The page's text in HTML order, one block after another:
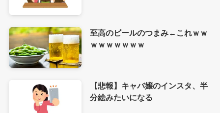
至高のビールのつまみ←これｗｗ
ｗｗｗｗｗｗｗ
【悲報】キャバ嬢のインスタ、半
分絵みたいになる